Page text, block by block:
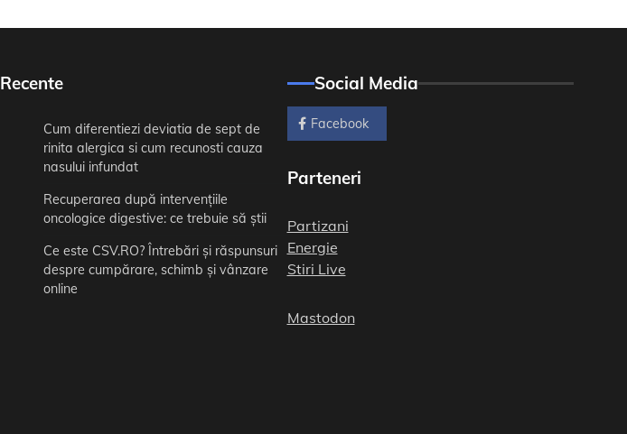
Recente
Cum diferentiezi deviatia de sept de
rinita alergica si cum recunosti cauza
nasului infundat
Recuperarea după intervențiile
oncologice digestive: ce trebuie să știi
Ce este CSV.RO? Întrebări și răspunsuri
despre cumpărare, schimb și vânzare
online
Social Media
Facebook
Parteneri
Partizani
Energie
Stiri Live
Mastodon